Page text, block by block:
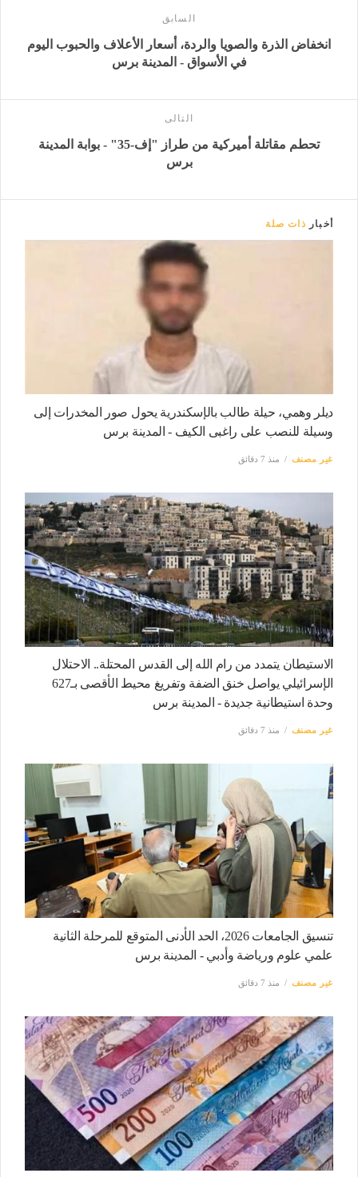
السابق
انخفاض الذرة والصويا والردة، أسعار الأعلاف والحبوب اليوم
في الأسواق - المدينة برس
التالى
تحطم مقاتلة أميركية من طراز "إف-35" - بوابة المدينة
برس
أخبار ذات صلة
ديلر وهمي، حيلة طالب بالإسكندرية يحول صور المخدرات إلى
وسيلة للنصب على راغبى الكيف - المدينة برس
غير مصنف منذ 7 دقائق
الاستيطان يتمدد من رام الله إلى القدس المحتلة.. الاحتلال
الإسرائيلي يواصل خنق الضفة وتفريغ محيط الأقصى بـ627
وحدة استيطانية جديدة - المدينة برس
غير مصنف منذ 7 دقائق
تنسيق الجامعات 2026، الحد الأدنى المتوقع للمرحلة الثانية
علمي علوم ورياضة وأدبي - المدينة برس
غير مصنف منذ 7 دقائق